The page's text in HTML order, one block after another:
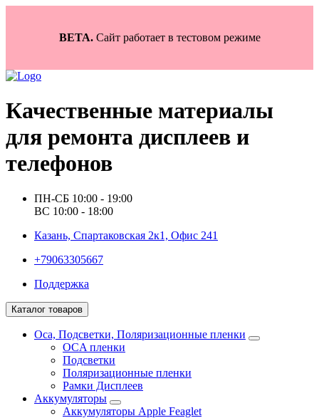
BETA.Сайт работает в тестовом режиме
Качественные материалы
для ремонта дисплеев и
телефонов
ПН-СБ 10:00 - 19:00
ВС 10:00 - 18:00
Казань, Спартаковская 2к1, Офис 241
+79063305667
Поддержка
Каталог товаров
Oca, Подсветки, Поляризационные пленки
OCA пленки
Подсветки
Поляризационные пленки
Рамки Дисплеев
Аккумуляторы
Аккумуляторы Apple Feaglet